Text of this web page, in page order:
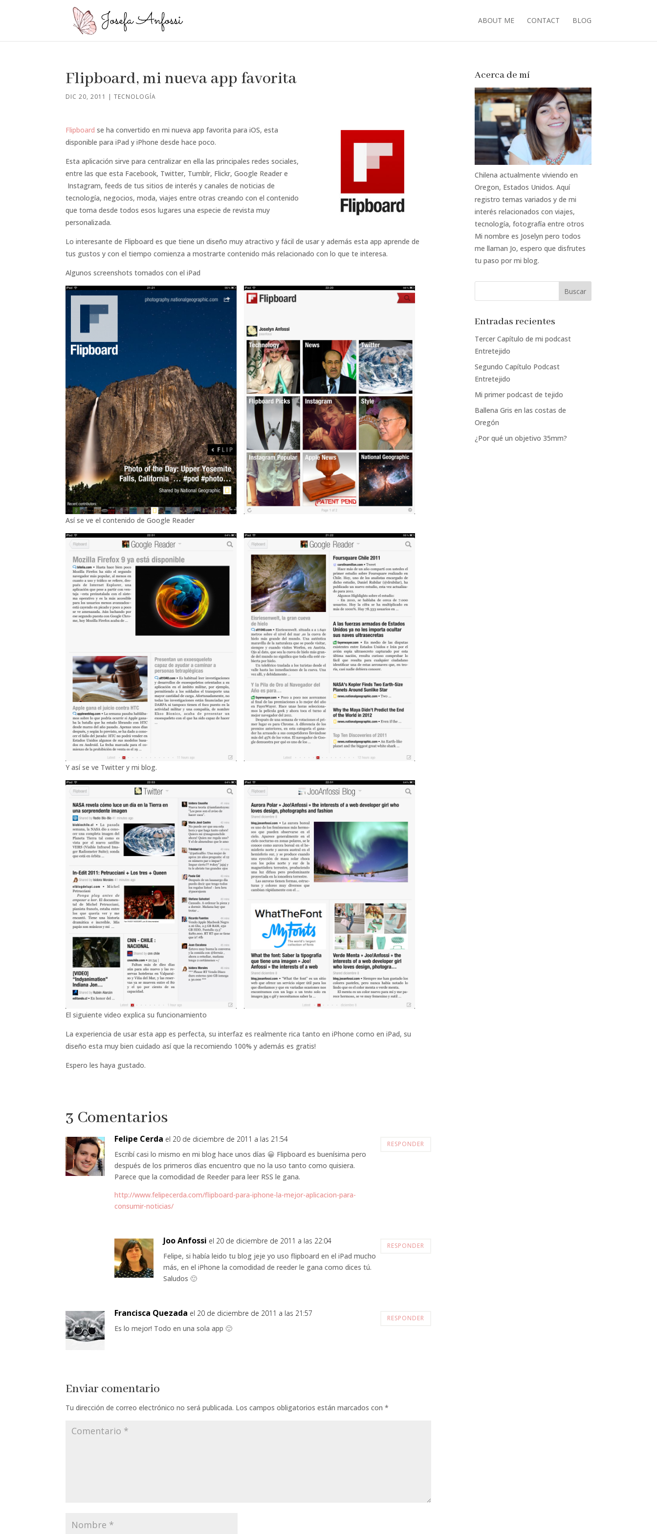
ABOUT ME CONTACT BLOG
Flipboard, mi nueva app favorita
DIC 20, 2011 |TECNOLOGÍA
Flipboard se ha convertido en mi nueva app favorita para iOS, esta
disponible para iPad y iPhone desde hace poco.
Esta aplicación sirve para centralizar en ella las principales redes sociales,
entre las que esta Facebook, Twitter, Tumblr, Flickr, Google Reader e
Instagram, feeds de tus sitios de interés y canales de noticias de
tecnología, negocios, moda, viajes entre otras creando con el contenido
que toma desde todos esos lugares una especie de revista muy
personalizada.
Lo interesante de Flipboard es que tiene un diseño muy atractivo y fácil de usar y además esta app aprende de
tus gustos y con el tiempo comienza a mostrarte contenido más relacionado con lo que te interesa.
Algunos screenshots tomados con el iPad
Así se ve el contenido de Google Reader
Y así se ve Twitter y mi blog.
El siguiente video explica su funcionamiento
La experiencia de usar esta app es perfecta, su interfaz es realmente rica tanto en iPhone como en iPad, su
diseño esta muy bien cuidado así que la recomiendo 100% y además es gratis!
Espero les haya gustado.
3 Comentarios
Felipe Cerda el 20 de diciembre de 2011 a las 21:54
Escribí casi lo mismo en mi blog hace unos días 😀 Flipboard es buenísima pero
después de los primeros días encuentro que no la uso tanto como quisiera.
Parece que la comodidad de Reeder para leer RSS le gana.
http://www.felipecerda.com/flipboard-para-iphone-la-mejor-aplicacion-para-
consumir-noticias/
RESPONDER
Joo Anfossi el 20 de diciembre de 2011 a las 22:04
Felipe, si había leido tu blog jeje yo uso flipboard en el iPad mucho
más, en el iPhone la comodidad de reeder le gana como dices tú.
Saludos 🙂
RESPONDER
Francisca Quezada el 20 de diciembre de 2011 a las 21:57
Es lo mejor! Todo en una sola app 🙂
RESPONDER
Enviar comentario
Tu dirección de correo electrónico no será publicada. Los campos obligatorios están marcados con*
Acerca de mí
Chilena actualmente viviendo en
Oregon, Estados Unidos. Aquí
registro temas variados y de mi
interés relacionados con viajes,
tecnología, fotografía entre otros
Mi nombre es Joselyn pero todos
me llaman Jo, espero que disfrutes
tu paso por mi blog.
Entradas recientes
Tercer Capítulo de mi podcast
Entretejido
Segundo Capítulo Podcast
Entretejido
Mi primer podcast de tejido
Ballena Gris en las costas de
Oregón
¿Por qué un objetivo 35mm?